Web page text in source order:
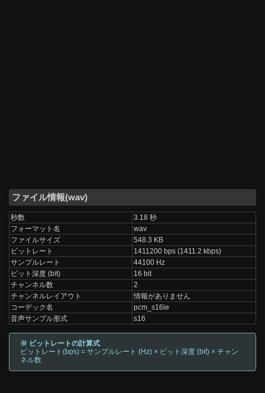
ファイル情報(wav)
秒数
3.18 秒
フォーマット名
wav
ファイルサイズ
548.3 KB
ビットレート
1411200 bps (1411.2 kbps)
サンプルレート
44100 Hz
ビット深度 (bit)
16 bit
チャンネル数
2
チャンネルレイアウト
情報がありません
コーデック名
pcm_s16le
音声サンプル形式
s16
※ ビットレートの計算式
ビットレート(bps) = サンプルレート (Hz) × ビット深度 (bit) × チャン
ネル数